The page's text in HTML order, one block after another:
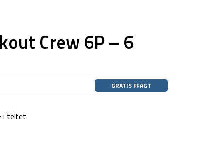
Crew 6P – 6
GRATIS FRAGT
i teltet